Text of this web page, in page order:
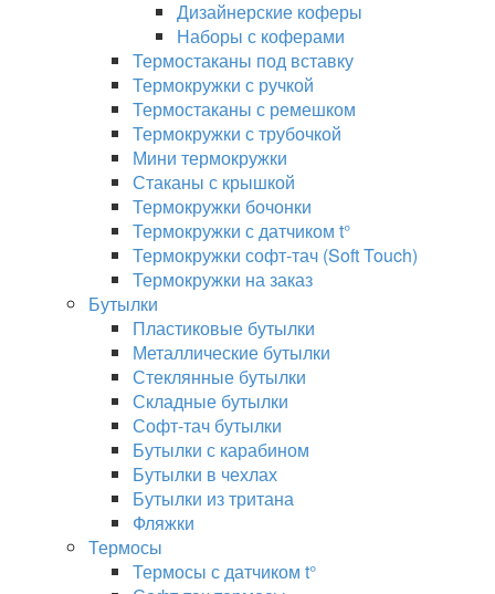
Дизайнерские коферы
Наборы с коферами
Термостаканы под вставку
Термокружки с ручкой
Термостаканы с ремешком
Термокружки с трубочкой
Мини термокружки
Стаканы с крышкой
Термокружки бочонки
Термокружки с датчиком t°
Термокружки софт-тач (Soft Touch)
Термокружки на заказ
Бутылки
Пластиковые бутылки
Металлические бутылки
Стеклянные бутылки
Складные бутылки
Софт-тач бутылки
Бутылки с карабином
Бутылки в чехлах
Бутылки из тритана
Фляжки
Термосы
Термосы с датчиком t°